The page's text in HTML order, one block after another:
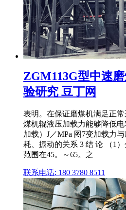
ZGM113G型中速
验研究 豆丁网
表明。在保证磨煤机满足正
煤机辊液压加载力能够降低
加载）J／MPa 图7变加载力
耗、振动的关系 3 结 论 （1
范围在45。～65。之
联系电话: 180 3780 8511